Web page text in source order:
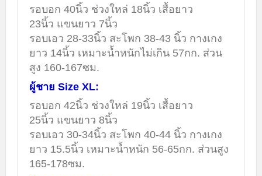
รอบอก 40นิ้ว ช่วงใหล่ 18นิ้ว เสื้อยาว
23นิ้ว แขนยาว 7นิ้ว
รอบเอว 28-33นิ้ว สะโพก 38-43 นิ้ว กางเกง
ยาว 14นิ้ว เหมาะน้ำหนักไม่เกิน 57กก. ส่วน
สูง 160-167ซม.
ผู้ชาย Size XL:
รอบอก 42นิ้ว ช่วงใหล่ 19นิ้ว เสื้อยาว
25นิ้ว แขนยาว 8นิ้ว
รอบเอว 30-34นิ้ว สะโพก 40-44 นิ้ว กางเกง
ยาว 15.5นิ้ว เหมาะน้ำหนัก 56-65กก. ส่วนสูง
165-178ซม.